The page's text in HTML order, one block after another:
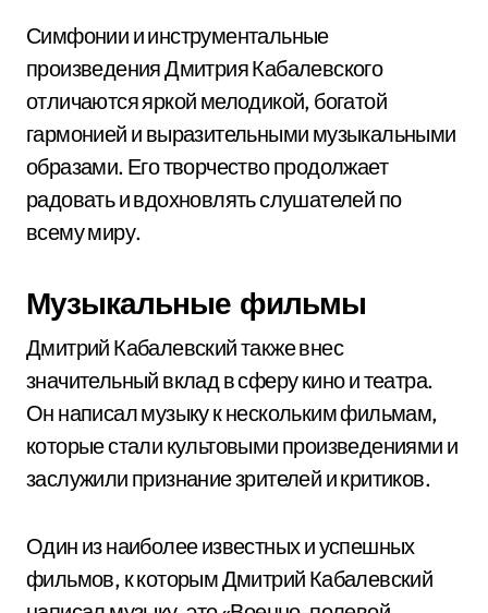
Симфонии и инструментальные
произведения Дмитрия Кабалевского
отличаются яркой мелодикой, богатой
гармонией и выразительными музыкальными
образами. Его творчество продолжает
радовать и вдохновлять слушателей по
всему миру.
Музыкальные фильмы
Дмитрий Кабалевский также внес
значительный вклад в сферу кино и театра.
Он написал музыку к нескольким фильмам,
которые стали культовыми произведениями и
заслужили признание зрителей и критиков.
Один из наиболее известных и успешных
фильмов, к которым Дмитрий Кабалевский